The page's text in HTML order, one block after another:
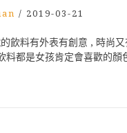
/ 2019-03-21
飲料有外表有創意 , 時尚
料都是女孩肯定會喜歡的顏